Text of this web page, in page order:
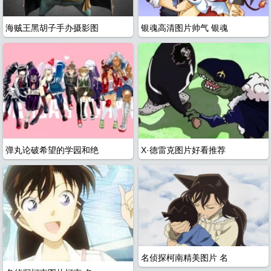
银魂高清图片帅气 银魂
海贼王黑胡子手办摄影图
X·德雷克图片好看推荐
弹丸论破希望的学园和绝
名侦探柯南精美图片 名